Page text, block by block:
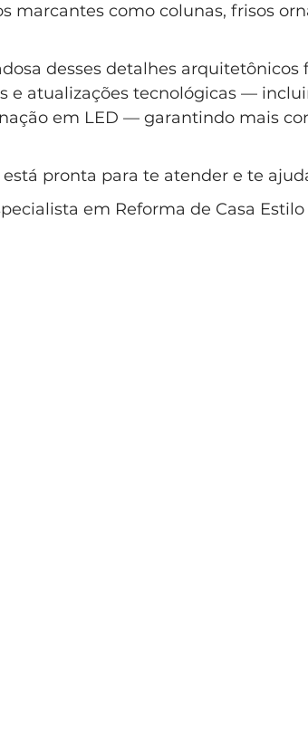
marcantes como colunas, frisos
desses detalhes
e atualizações tecnológicas —
em LED — garantindo mais
está pronta para te atender e te
em Reforma de Casa